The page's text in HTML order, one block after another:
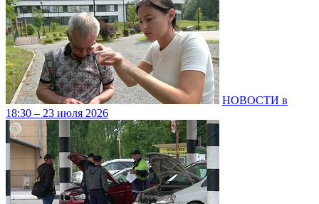
НОВОСТИ в
18:30 – 23 июля 2026